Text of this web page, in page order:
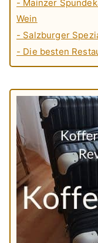
- Mainzer
Wein
- Salzburger
- Die besten